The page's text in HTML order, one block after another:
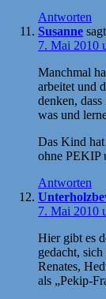
Antworten
Susanne
7. Mai 2010
Manchmal
arbeitet und
denken,
was und
Das Kind
ohne PEKIP
Antworten
7. Mai 2010
Hier gibt es
gedacht,
Renates,
als „Pekip-